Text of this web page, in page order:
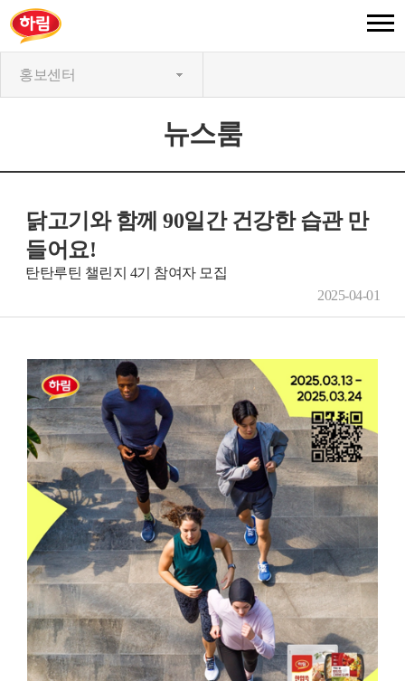
홍보센터
뉴스룸
닭고기와 함께 90일간 건강한 습관 만
들어요!
탄탄루틴 챌린지 4기 참여자 모집
2025-04-01